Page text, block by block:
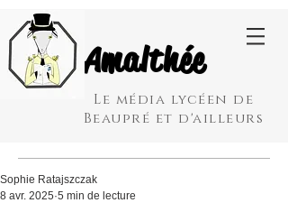
Amalthée
Le média lycéen de
Beaupré et d'ailleurs
Sophie Ratajszczak
8 avr. 2025 5 min de lecture